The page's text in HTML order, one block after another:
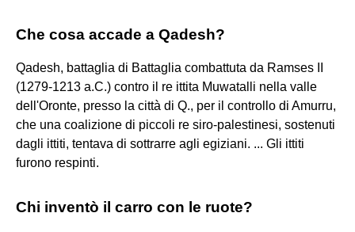
Che cosa accade a Qadesh?
Qadesh, battaglia di Battaglia combattuta da Ramses II
(1279-1213 a.C.) contro il re ittita Muwatalli nella valle
dell'Oronte, presso la città di Q., per il controllo di Amurru,
che una coalizione di piccoli re siro-palestinesi, sostenuti
dagli ittiti, tentava di sottrarre agli egiziani. ... Gli ittiti
furono respinti.
Chi inventò il carro con le ruote?